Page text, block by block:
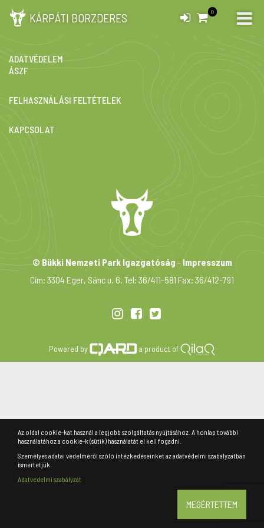
KÁRPÁTI BORZDERES 0
IMPRESSZUM
ADATVÉDELEM
ÁSZF
FELHASZNÁLÁSI FELTÉTELEK
KAPCSOLAT
© Bükki Nemzeti Park Igazgatóság -Impresszum
Cím: 3304 Eger, Sánc u. 6. Tel: 36/411-581 Fax: 36/412-791
Powered by a product of
Az oldal cookie-kat használ a legjobb szolgáltatás nyújtásához. A honlap további
használatához a cookie-k (sütik) használatát el kell fogadni.
Személyes adatai védelméről szóló intézkedéseinket az adatvédelmi szabályzatban
ismertetjük.
Adatvédelmi szabályzat
MEGÉRTETTEM